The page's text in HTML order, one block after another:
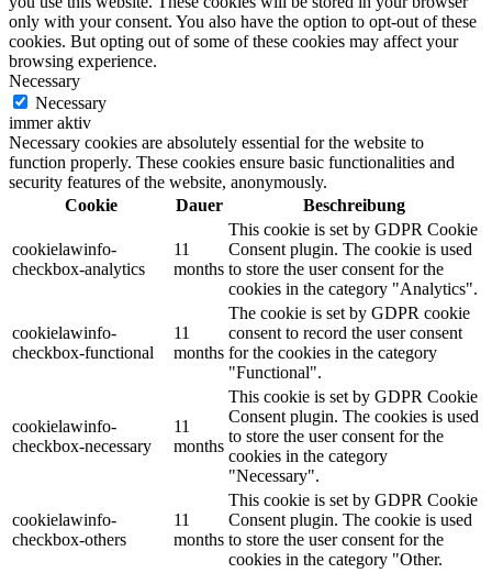
only with your consent. You also have the option to opt-out of these
cookies. But opting out of some of these cookies may affect your
browsing experience.
Necessary
Necessary
immer aktiv
Necessary cookies are absolutely essential for the website to
function properly. These cookies ensure basic functionalities and
security features of the website, anonymously.
Cookie
Dauer Beschreibung
cookielawinfo-
checkbox-analytics
11
months
This cookie is set by GDPR Cookie
Consent plugin. The cookie is used
to store the user consent for the
cookies in the category "Analytics".
cookielawinfo-
checkbox-functional
11
months
The cookie is set by GDPR cookie
consent to record the user consent
for the cookies in the category
"Functional".
cookielawinfo-
checkbox-necessary
11
months
This cookie is set by GDPR Cookie
Consent plugin. The cookies is used
to store the user consent for the
cookies in the category
"Necessary".
cookielawinfo-
checkbox-others
11
months
This cookie is set by GDPR Cookie
Consent plugin. The cookie is used
to store the user consent for the
cookies in the category "Other.